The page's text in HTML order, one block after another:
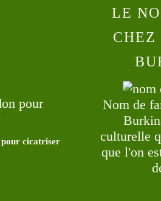
cicatriser
LE
Nom de
culturelle
que l'on